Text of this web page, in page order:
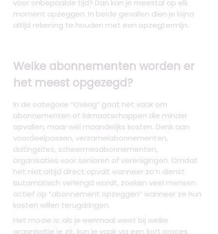
voor onbepaalde tijd? Dan kan je meestal op elk
moment opzeggen. In beide gevallen dien je bijna
altijd rekening te houden met een opzegtermijn.
Welke abonnementen worden er
het meest opgezegd?
In de categorie “Overig” gaat het vaak om
abonnementen of lidmaatschappen die minder
opvallen, maar wél maandelijks kosten. Denk aan
voordeelpassen, verzamelabonnementen,
datingsites, scheermes­abonnementen,
organisaties voor senioren of verenigingen. Omdat
het niet altijd direct opvalt wanneer zo’n dienst
automatisch verlengd wordt, zoeken veel mensen
actief op “abonnement opzeggen” wanneer ze hun
kosten willen terugdringen.
Het mooie is: als je eenmaal weet bij welke
organisatie je zit, kun je vaak via een kort proces